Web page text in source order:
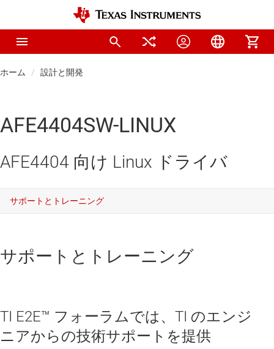
ホーム 設計と開発
AFE4404SW-LINUX
AFE4404 向け Linux ドライバ
サポートとトレーニング
TI E2E™ フォーラムでは、TI のエンジ
ニアからの技術サポートを提供